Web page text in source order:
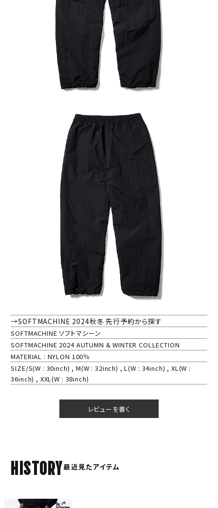
→SOFTMACHINE 2024秋冬 先行予約から探す
SOFTMACHINE ソフトマシーン
SOFTMACHINE 2024 AUTUMN & WINTER COLLECTION
MATERIAL : NYLON 100％
SIZE/S(W : 30inch) , M(W : 32inch) , L(W : 34inch) , XL(W :
36inch) , XXL(W : 38inch)
レビューを書く
HISTORY最近見たアイテム